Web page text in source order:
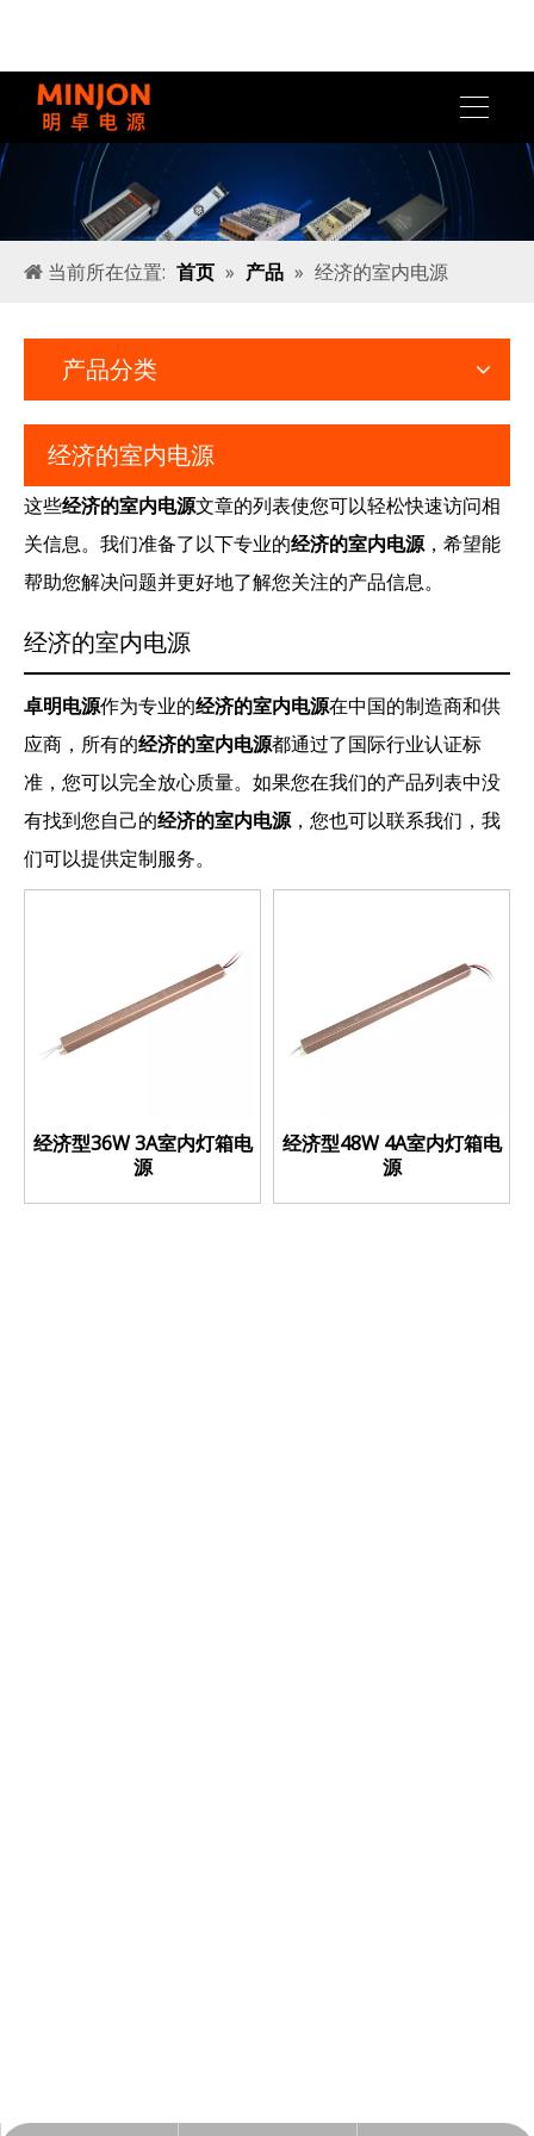
当前所在位置: 首页 » 产品 » 经济的室内电源
产品分类
经济的室内电源
这些经济的室内电源文章的列表使您可以轻松快速访问相
关信息。我们准备了以下专业的经济的室内电源，希望能
帮助您解决问题并更好地了解您关注的产品信息。
经济的室内电源
卓明电源作为专业的经济的室内电源在中国的制造商和供
应商，所有的经济的室内电源都通过了国际行业认证标
准，您可以完全放心质量。如果您在我们的产品列表中没
有找到您自己的经济的室内电源，您也可以联系我们，我
们可以提供定制服务。
经济型36W 3A室内灯箱电
源
经济型48W 4A室内灯箱电
源